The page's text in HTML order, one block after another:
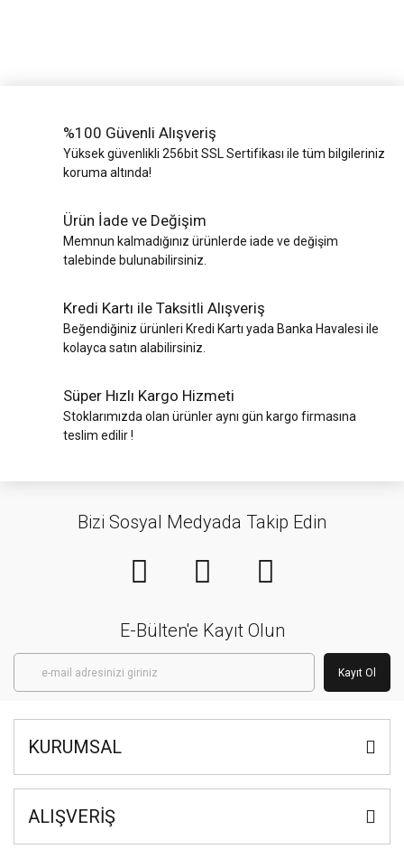
%100 Güvenli Alışveriş
Yüksek güvenlikli 256bit SSL Sertifikası ile tüm bilgileriniz
koruma altında!
Ürün İade ve Değişim
Memnun kalmadığınız ürünlerde iade ve değişim
talebinde bulunabilirsiniz.
Kredi Kartı ile Taksitli Alışveriş
Beğendiğiniz ürünleri Kredi Kartı yada Banka Havalesi ile
kolayca satın alabilirsiniz.
Süper Hızlı Kargo Hizmeti
Stoklarımızda olan ürünler aynı gün kargo firmasına
teslim edilir !
Bizi Sosyal Medyada Takip Edin
E-Bülten'e Kayıt Olun
Kayıt Ol
KURUMSAL
ALIŞVERİŞ